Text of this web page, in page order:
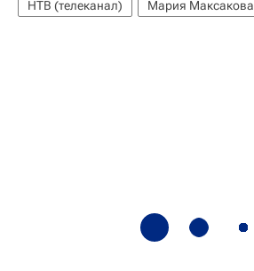
НТВ (телеканал) Мария Максакова